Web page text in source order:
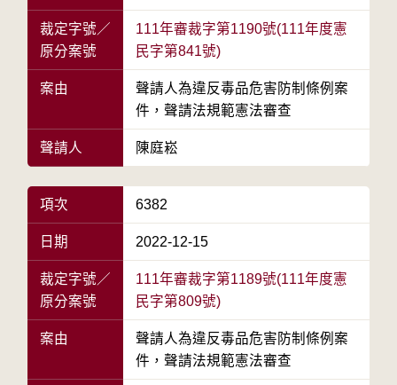
裁定字號／
原分案號
111年審裁字第1190號(111年度憲
民字第841號)
案由
聲請人為違反毒品危害防制條例案
件，聲請法規範憲法審查
聲請人 陳庭崧
項次 6382
日期 2022-12-15
裁定字號／
原分案號
111年審裁字第1189號(111年度憲
民字第809號)
案由
聲請人為違反毒品危害防制條例案
件，聲請法規範憲法審查